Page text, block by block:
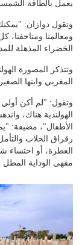
يعمل بالطاقة
وتقول دوازان:
ومعالمنا ومتاحفنا،
الخضراء المذهلة
وتتذكر المصورة
المغربي وابنها
وتقول: "لم أكن أولي
الهولندية هناك،
الأطفال"، مضيفة:
رقراق الخلاب
العطرة، أو احتساء
مقهى الوداية